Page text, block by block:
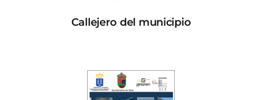
Callejero del municipio